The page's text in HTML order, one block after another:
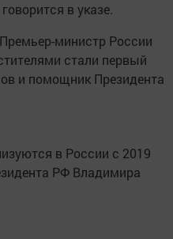
в указе.
министр России
стали первый
и помощник Президента
в России с 2019
РФ Владимира